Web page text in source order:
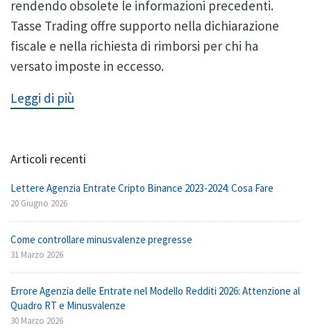
rendendo obsolete le informazioni precedenti.
Tasse Trading offre supporto nella dichiarazione
fiscale e nella richiesta di rimborsi per chi ha
versato imposte in eccesso.
Leggi di più
Articoli recenti
Lettere Agenzia Entrate Cripto Binance 2023-2024: Cosa Fare
20 Giugno 2026
Come controllare minusvalenze pregresse
31 Marzo 2026
Errore Agenzia delle Entrate nel Modello Redditi 2026: Attenzione al
Quadro RT e Minusvalenze
30 Marzo 2026